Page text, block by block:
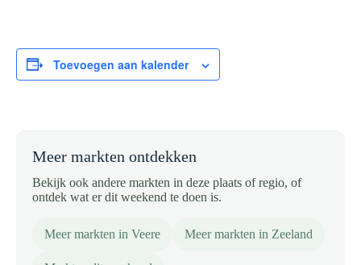
Toevoegen aan kalender
Meer markten ontdekken
Bekijk ook andere markten in deze plaats of regio, of
ontdek wat er dit weekend te doen is.
Meer markten in Veere Meer markten in Zeeland